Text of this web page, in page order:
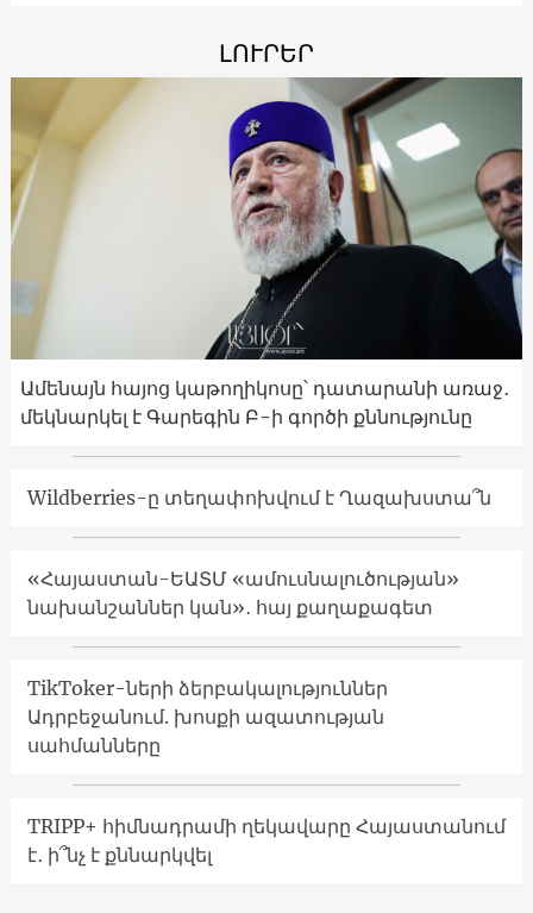
ԼՈՒՐԵՐ
Ամենայն հայոց կաթողիկոսը՝ դատարանի առաջ․
մեկնարկել է Գարեգին Բ-ի գործի քննությունը
Wildberries-ը տեղափոխվում է Ղազախստա՞ն
«Հայաստան-ԵԱՏՄ «ամուսնալուծության»
նախանշաններ կան»․ հայ քաղաքագետ
TikToker-ների ձերբակալություններ
Ադրբեջանում. խոսքի ազատության
սահմանները
TRIPP+ հիմնադրամի ղեկավարը Հայաստանում
է․ ի՞նչ է քննարկվել